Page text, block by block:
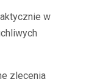
w
zlecenia